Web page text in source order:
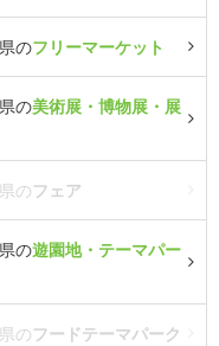
のフリーマーケット
の美術展・博物展・展
のフェア
の遊園地・テーマパー
のフードテーマパーク